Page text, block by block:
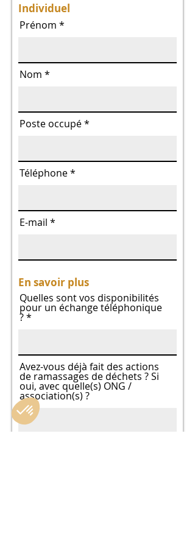
Individuel
Prénom
Nom
Poste occupé
Téléphone
E-mail
En savoir plus
Quelles sont vos disponibilités
pour un échange téléphonique
?
Avez-vous déjà fait des actions
de ramassages de déchets ? Si
oui, avec quelle(s) ONG /
association(s) ?